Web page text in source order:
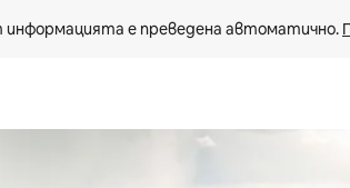
е преведена автоматично.